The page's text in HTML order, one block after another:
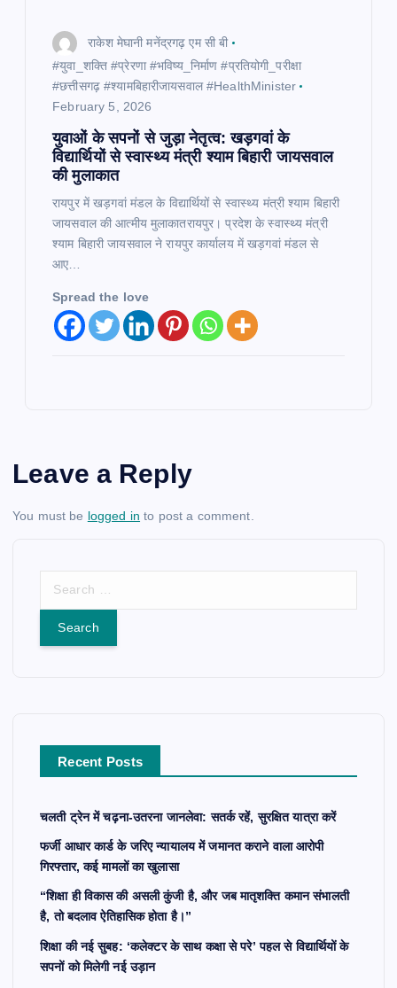
राकेश मेघानी मनेंद्रगढ़ एम सी बी
#युवा_शक्ति #प्रेरणा #भविष्य_निर्माण #प्रतियोगी_परीक्षा
#छत्तीसगढ़ #श्यामबिहारीजायसवाल #HealthMinister
February 5, 2026
युवाओं के सपनों से जुड़ा नेतृत्व: खड़गवां के
विद्यार्थियों से स्वास्थ्य मंत्री श्याम बिहारी जायसवाल
की मुलाकात
रायपुर में खड़गवां मंडल के विद्यार्थियों से स्वास्थ्य मंत्री श्याम बिहारी
जायसवाल की आत्मीय मुलाकातरायपुर। प्रदेश के स्वास्थ्य मंत्री
श्याम बिहारी जायसवाल ने रायपुर कार्यालय में खड़गवां मंडल से
आए…
Spread the love
Leave a Reply
You must be logged in to post a comment.
r
Recent Posts
चलती ट्रेन में चढ़ना-उतरना जानलेवा: सतर्क रहें, सुरक्षित यात्रा करें
फर्जी आधार कार्ड के जरिए न्यायालय में जमानत कराने वाला आरोपी
गिरफ्तार, कई मामलों का खुलासा
“शिक्षा ही विकास की असली कुंजी है, और जब मातृशक्ति कमान संभालती
है, तो बदलाव ऐतिहासिक होता है।”
शिक्षा की नई सुबह: ‘कलेक्टर के साथ कक्षा से परे’ पहल से विद्यार्थियों के
सपनों को मिलेगी नई उड़ान